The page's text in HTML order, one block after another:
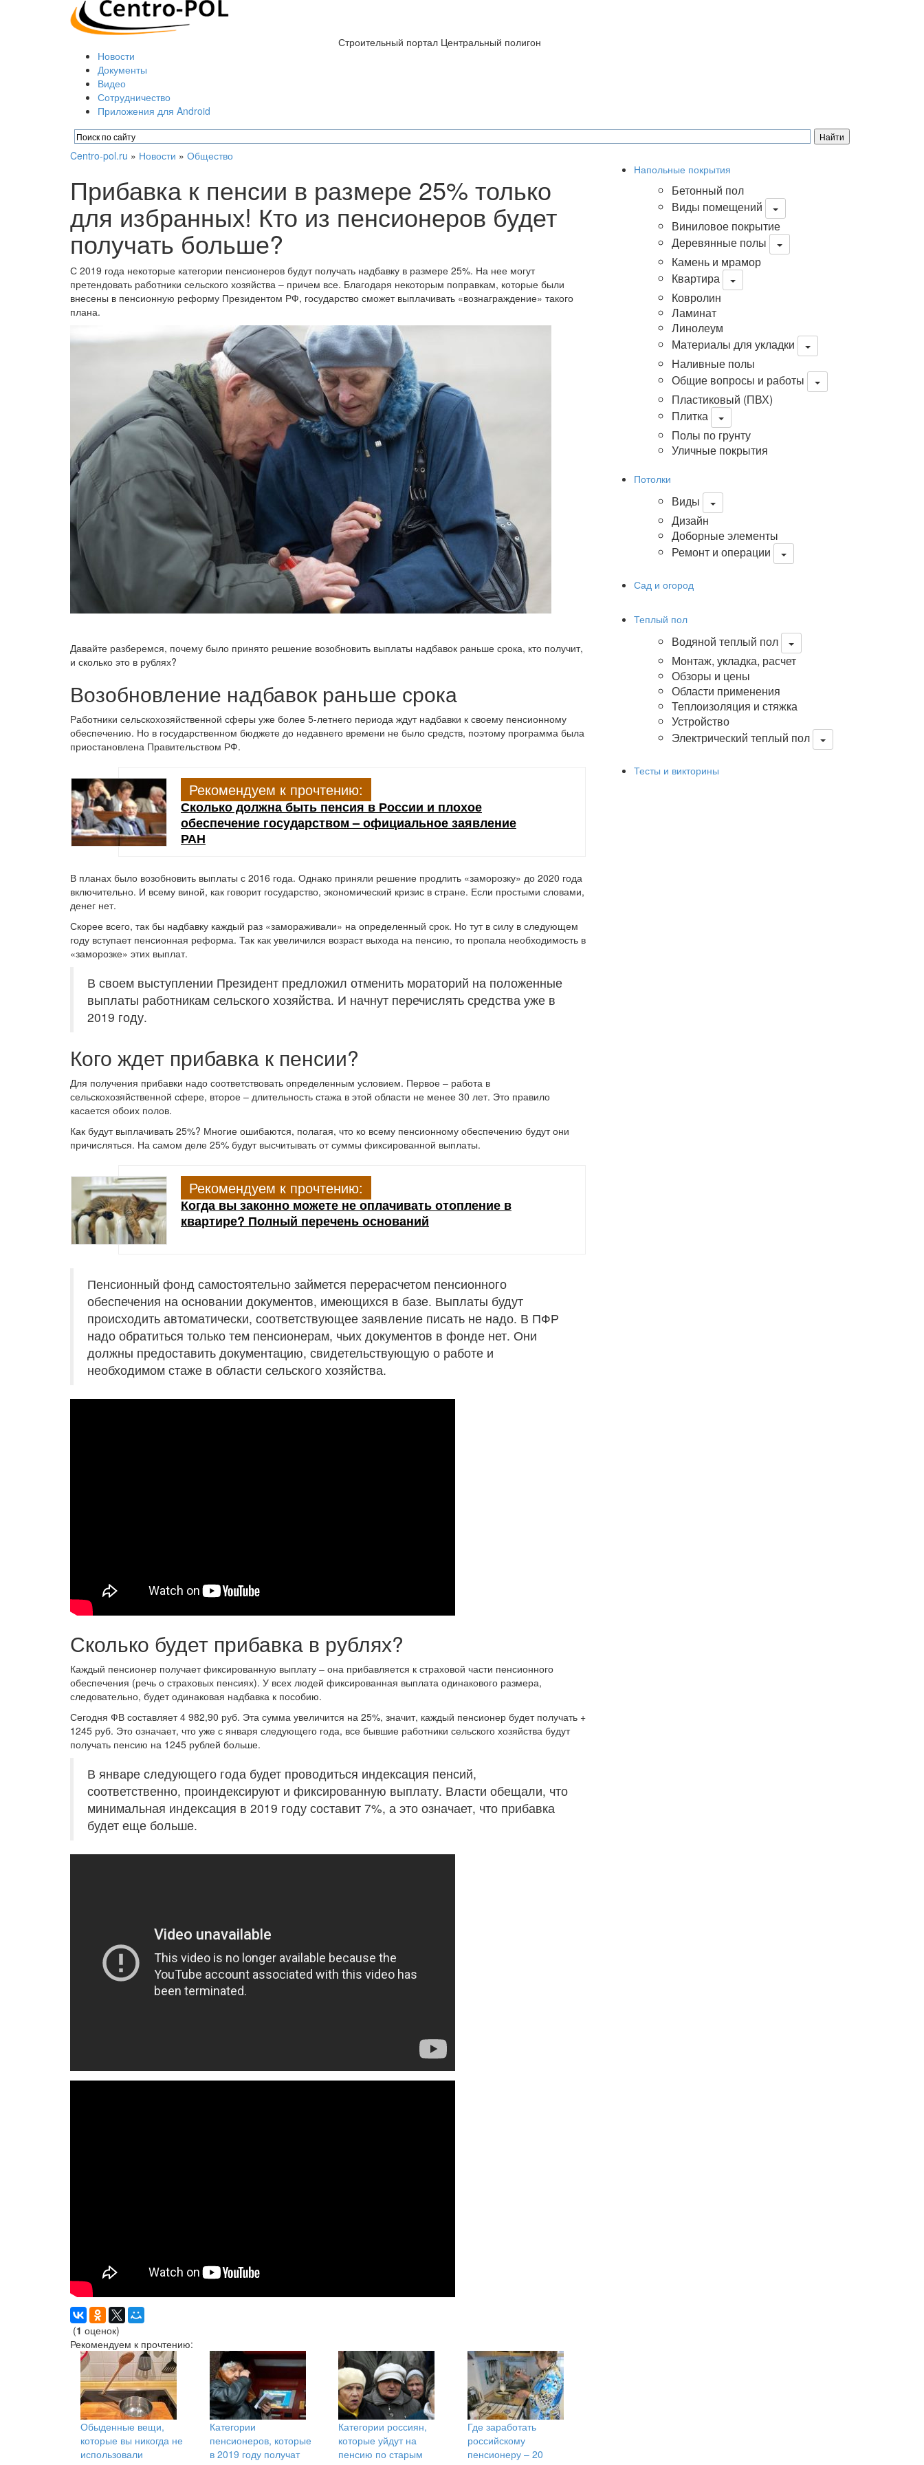
Строительный портал Центральный полигон
Новости
Документы
Видео
Сотрудничество
Приложения для Android
Centro-pol.ru » Новости » Общество
Прибавка к пенсии в размере 25% только
для избранных! Кто из пенсионеров будет
получать больше?
С 2019 года некоторые категории пенсионеров будут получать надбавку в размере 25%. На нее могут
претендовать работники сельского хозяйства – причем все. Благодаря некоторым поправкам, которые были
внесены в пенсионную реформу Президентом РФ, государство сможет выплачивать «вознаграждение» такого
плана.
Давайте разберемся, почему было принято решение возобновить выплаты надбавок раньше срока, кто получит,
и сколько это в рублях?
Возобновление надбавок раньше срока
Работники сельскохозяйственной сферы уже более 5-летнего периода ждут надбавки к своему пенсионному
обеспечению. Но в государственном бюджете до недавнего времени не было средств, поэтому программа была
приостановлена Правительством РФ.
Рекомендуем к прочтению:
Сколько должна быть пенсия в России и плохое
обеспечение государством – официальное заявление
РАН
В планах было возобновить выплаты с 2016 года. Однако приняли решение продлить «заморозку» до 2020 года
включительно. И всему виной, как говорит государство, экономический кризис в стране. Если простыми словами,
денег нет.
Скорее всего, так бы надбавку каждый раз «замораживали» на определенный срок. Но тут в силу в следующем
году вступает пенсионная реформа. Так как увеличился возраст выхода на пенсию, то пропала необходимость в
«заморозке» этих выплат.
В своем выступлении Президент предложил отменить мораторий на положенные
выплаты работникам сельского хозяйства. И начнут перечислять средства уже в
2019 году.
Кого ждет прибавка к пенсии?
Для получения прибавки надо соответствовать определенным условием. Первое – работа в
сельскохозяйственной сфере, второе – длительность стажа в этой области не менее 30 лет. Это правило
касается обоих полов.
Как будут выплачивать 25%? Многие ошибаются, полагая, что ко всему пенсионному обеспечению будут они
причисляться. На самом деле 25% будут высчитывать от суммы фиксированной выплаты.
Рекомендуем к прочтению:
Когда вы законно можете не оплачивать отопление в
квартире? Полный перечень оснований
Пенсионный фонд самостоятельно займется перерасчетом пенсионного
обеспечения на основании документов, имеющихся в базе. Выплаты будут
происходить автоматически, соответствующее заявление писать не надо. В ПФР
надо обратиться только тем пенсионерам, чьих документов в фонде нет. Они
должны предоставить документацию, свидетельствующую о работе и
необходимом стаже в области сельского хозяйства.
Сколько будет прибавка в рублях?
Каждый пенсионер получает фиксированную выплату – она прибавляется к страховой части пенсионного
обеспечения (речь о страховых пенсиях). У всех людей фиксированная выплата одинакового размера,
следовательно, будет одинаковая надбавка к пособию.
Сегодня ФВ составляет 4 982,90 руб. Эта сумма увеличится на 25%, значит, каждый пенсионер будет получать +
1245 руб. Это означает, что уже с января следующего года, все бывшие работники сельского хозяйства будут
получать пенсию на 1245 рублей больше.
В январе следующего года будет проводиться индексация пенсий,
соответственно, проиндексируют и фиксированную выплату. Власти обещали, что
минимальная индексация в 2019 году составит 7%, а это означает, что прибавка
будет еще больше.
(1 оценок)
Рекомендуем к прочтению:
Обыденные вещи,
которые вы никогда не
использовали
Категории
пенсионеров, которые
в 2019 году получат
Категории россиян,
которые уйдут на
пенсию по старым
Где заработать
российскому
пенсионеру – 20
Напольные покрытия
Бетонный пол
Виды помещений
Виниловое покрытие
Деревянные полы
Камень и мрамор
Квартира
Ковролин
Ламинат
Линолеум
Материалы для укладки
Наливные полы
Общие вопросы и работы
Пластиковый (ПВХ)
Плитка
Полы по грунту
Уличные покрытия
Потолки
Виды
Дизайн
Доборные элементы
Ремонт и операции
Сад и огород
Теплый пол
Водяной теплый пол
Монтаж, укладка, расчет
Обзоры и цены
Области применения
Теплоизоляция и стяжка
Устройство
Электрический теплый пол
Тесты и викторины